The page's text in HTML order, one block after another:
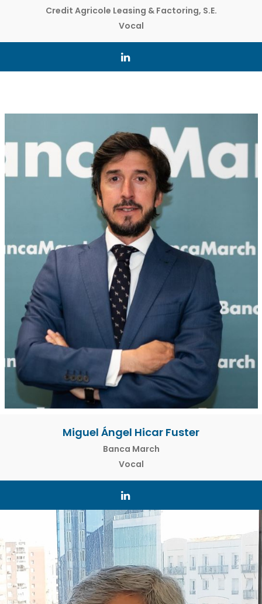
Credit Agricole Leasing & Factoring, S.E.
Vocal
Miguel Ángel Hicar Fuster
Banca March
Vocal